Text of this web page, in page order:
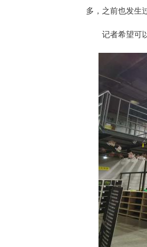
多，之前也发生
记者希望可以